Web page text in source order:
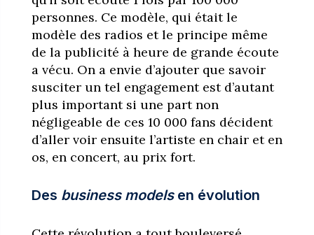
personnes. Ce modèle, qui était le
modèle des radios et le principe même
de la publicité à heure de grande écoute
a vécu. On a envie d’ajouter que savoir
susciter un tel engagement est d’autant
plus important si une part non
négligeable de ces 10 000 fans décident
d’aller voir ensuite l’artiste en chair et en
os, en concert, au prix fort.
Des business modelsen évolution